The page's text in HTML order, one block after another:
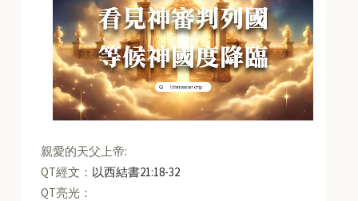
親愛的天父上帝:
QT經文： 以西結書21:18-32
QT亮光：